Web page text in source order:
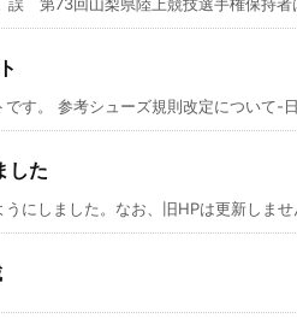
誤 第73回山梨県陸上競技選手権保持者
す。 参考シューズ規則改定について-
した
にしました。なお、旧HPは更新しませ